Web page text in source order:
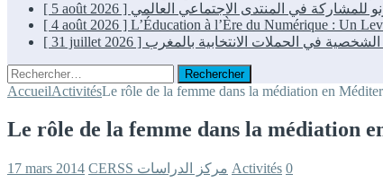
[ 5 août 2026 ]
[ 4 août 2026 ] L’Éducation à l’Ère du Numérique : Un
[ 31 juillet 2026 ]
Rechercher :
AccueilActivitésLe rôle de la femme dans la médiation en
Le rôle de la femme dans la médiation
17 mars 2014 CERSS مركز الدراسات Activités 0